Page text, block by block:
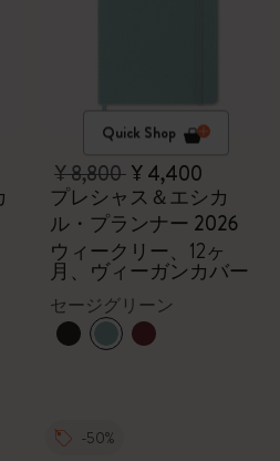
Quick Shop
¥ 8,800¥ 4,400
プレシャス＆エシカ
ル・プランナー 2026
ウィークリー、12ヶ
月、ヴィーガンカバー
セージグリーン
-50%